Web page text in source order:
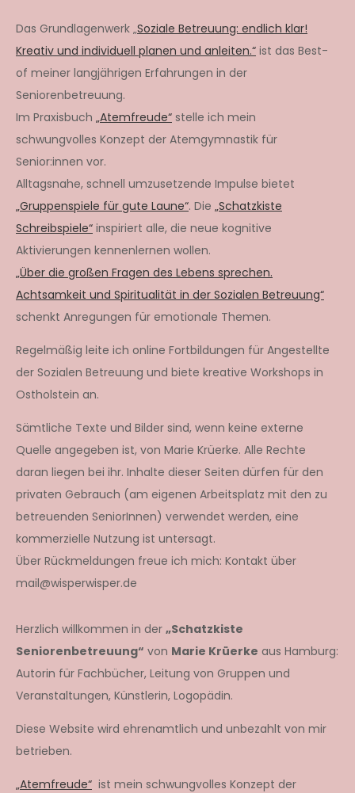
Das Grundlagenwerk „Soziale Betreuung: endlich klar!
Kreativ und individuell planen und anleiten.“ ist das Best-
of meiner langjährigen Erfahrungen in der
Seniorenbetreuung.
Im Praxisbuch „Atemfreude“ stelle ich mein
schwungvolles Konzept der Atemgymnastik für
Senior:innen vor.
Alltagsnahe, schnell umzusetzende Impulse bietet
„Gruppenspiele für gute Laune“. Die „Schatzkiste
Schreibspiele“ inspiriert alle, die neue kognitive
Aktivierungen kennenlernen wollen.
„Über die großen Fragen des Lebens sprechen.
Achtsamkeit und Spiritualität in der Sozialen Betreuung“
schenkt Anregungen für emotionale Themen.
Regelmäßig leite ich online Fortbildungen für Angestellte
der Sozialen Betreuung und biete kreative Workshops in
Ostholstein an.
Sämtliche Texte und Bilder sind, wenn keine externe
Quelle angegeben ist, von Marie Krüerke. Alle Rechte
daran liegen bei ihr. Inhalte dieser Seiten dürfen für den
privaten Gebrauch (am eigenen Arbeitsplatz mit den zu
betreuenden SeniorInnen) verwendet werden, eine
kommerzielle Nutzung ist untersagt.
Über Rückmeldungen freue ich mich: Kontakt über
mail@wisperwisper.de
Herzlich willkommen in der „Schatzkiste
Seniorenbetreuung“ von Marie Krüerke aus Hamburg:
Autorin für Fachbücher, Leitung von Gruppen und
Veranstaltungen, Künstlerin, Logopädin.
Diese Website wird ehrenamtlich und unbezahlt von mir
betrieben.
„Atemfreude“ ist mein schwungvolles Konzept der